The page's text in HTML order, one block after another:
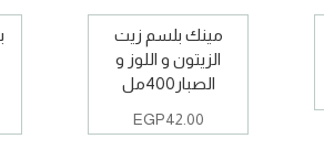
مينك بلسم زيت
الزيتون و اللوز و
الصبار400مل
EGP42.00